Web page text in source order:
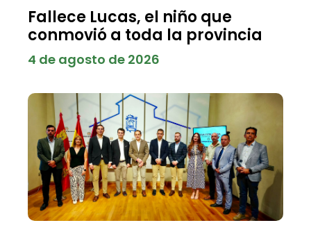
Fallece Lucas, el niño que
conmovió a toda la provincia
4 de agosto de 2026